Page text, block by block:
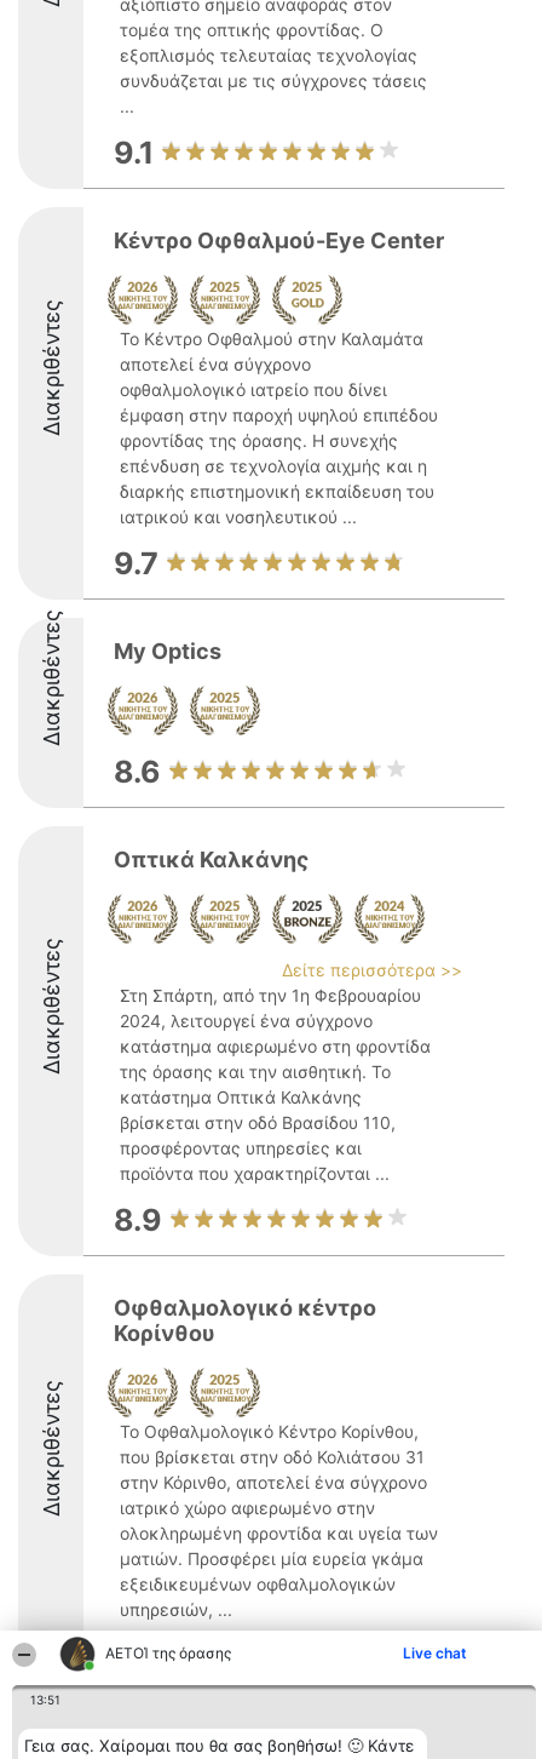
ΑΕΤΟΊ της όρασης Live chat
13:51
Γεια σας. Χαίρομαι που θα σας βοηθήσω! 🙂 Κάντε
αξιόπιστο σημείο αναφοράς στον
τομέα της οπτικής φροντίδας. Ο
εξοπλισμός τελευταίας τεχνολογίας
συνδυάζεται με τις σύγχρονες τάσεις
...
9.1
Διακριθέντες
Κέντρο Οφθαλμού-Eye Center
Το Κέντρο Οφθαλμού στην Καλαμάτα
αποτελεί ένα σύγχρονο
οφθαλμολογικό ιατρείο που δίνει
έμφαση στην παροχή υψηλού επιπέδου
φροντίδας της όρασης. Η συνεχής
επένδυση σε τεχνολογία αιχμής και η
διαρκής επιστημονική εκπαίδευση του
ιατρικού και νοσηλευτικού ...
9.7
Διακριθέντες My Optics
8.6
Διακριθέντες
Οπτικά Καλκάνης
Δείτε περισσότερα >>
Στη Σπάρτη, από την 1η Φεβρουαρίου
2024, λειτουργεί ένα σύγχρονο
κατάστημα αφιερωμένο στη φροντίδα
της όρασης και την αισθητική. Το
κατάστημα Οπτικά Καλκάνης
βρίσκεται στην οδό Βρασίδου 110,
προσφέροντας υπηρεσίες και
προϊόντα που χαρακτηρίζονται ...
8.9
Διακριθέντες
Οφθαλμολογικό κέντρο
Κορίνθου
Το Οφθαλμολογικό Κέντρο Κορίνθου,
που βρίσκεται στην οδό Κολιάτσου 31
στην Κόρινθο, αποτελεί ένα σύγχρονο
ιατρικό χώρο αφιερωμένο στην
ολοκληρωμένη φροντίδα και υγεία των
ματιών. Προσφέρει μία ευρεία γκάμα
εξειδικευμένων οφθαλμολογικών
υπηρεσιών, ...
8.7
Διοργανωτής της
Κατάταξη Επικοινωνία